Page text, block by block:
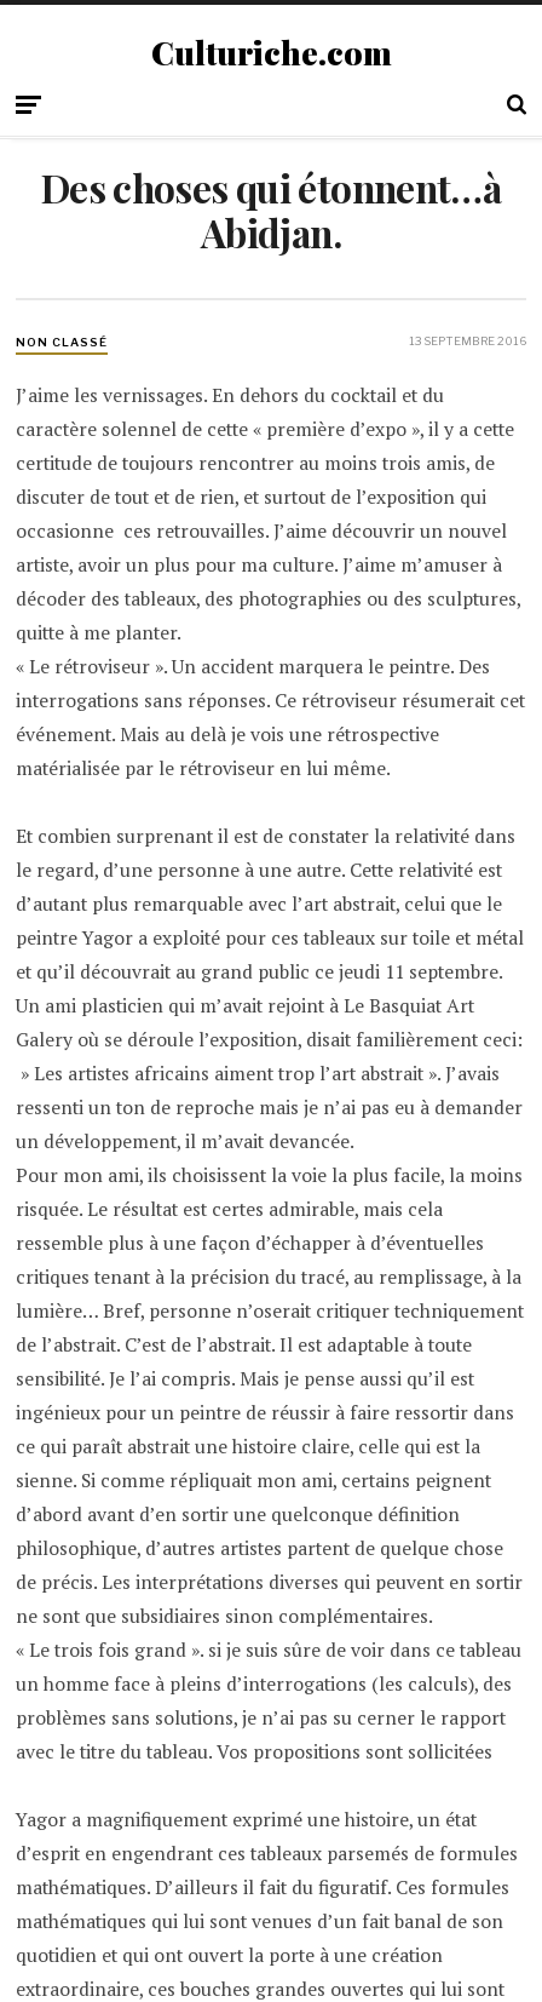
Culturiche.com
Des choses qui étonnent…à
Abidjan.
NON CLASSÉ 13 SEPTEMBRE 2016
J’aime les vernissages. En dehors du cocktail et du
caractère solennel de cette « première d’expo », il y a cette
certitude de toujours rencontrer au moins trois amis, de
discuter de tout et de rien, et surtout de l’exposition qui
occasionne ces retrouvailles. J’aime découvrir un nouvel
artiste, avoir un plus pour ma culture. J’aime m’amuser à
décoder des tableaux, des photographies ou des sculptures,
quitte à me planter.
« Le rétroviseur ». Un accident marquera le peintre. Des
interrogations sans réponses. Ce rétroviseur résumerait cet
événement. Mais au delà je vois une rétrospective
matérialisée par le rétroviseur en lui même.
Et combien surprenant il est de constater la relativité dans
le regard, d’une personne à une autre. Cette relativité est
d’autant plus remarquable avec l’art abstrait, celui que le
peintre Yagor a exploité pour ces tableaux sur toile et métal
et qu’il découvrait au grand public ce jeudi 11 septembre.
Un ami plasticien qui m’avait rejoint à Le Basquiat Art
Galery où se déroule l’exposition, disait familièrement ceci:
» Les artistes africains aiment trop l’art abstrait ». J’avais
ressenti un ton de reproche mais je n’ai pas eu à demander
un développement, il m’avait devancée.
Pour mon ami, ils choisissent la voie la plus facile, la moins
risquée. Le résultat est certes admirable, mais cela
ressemble plus à une façon d’échapper à d’éventuelles
critiques tenant à la précision du tracé, au remplissage, à la
lumière… Bref, personne n’oserait critiquer techniquement
de l’abstrait. C’est de l’abstrait. Il est adaptable à toute
sensibilité. Je l’ai compris. Mais je pense aussi qu’il est
ingénieux pour un peintre de réussir à faire ressortir dans
ce qui paraît abstrait une histoire claire, celle qui est la
sienne. Si comme répliquait mon ami, certains peignent
d’abord avant d’en sortir une quelconque définition
philosophique, d’autres artistes partent de quelque chose
de précis. Les interprétations diverses qui peuvent en sortir
ne sont que subsidiaires sinon complémentaires.
« Le trois fois grand ». si je suis sûre de voir dans ce tableau
un homme face à pleins d’interrogations (les calculs), des
problèmes sans solutions, je n’ai pas su cerner le rapport
avec le titre du tableau. Vos propositions sont sollicitées
Yagor a magnifiquement exprimé une histoire, un état
d’esprit en engendrant ces tableaux parsemés de formules
mathématiques. D’ailleurs il fait du figuratif. Ces formules
mathématiques qui lui sont venues d’un fait banal de son
quotidien et qui ont ouvert la porte à une création
extraordinaire, ces bouches grandes ouvertes qui lui sont